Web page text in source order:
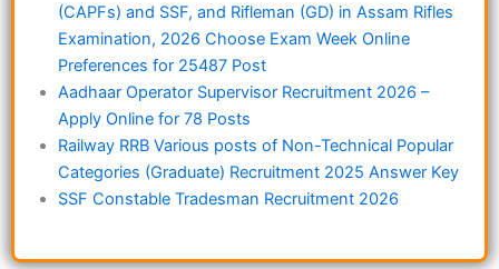
(CAPFs) and SSF, and Rifleman (GD) in Assam Rifles
Examination, 2026 Choose Exam Week Online
Preferences for 25487 Post
Aadhaar Operator Supervisor Recruitment 2026 –
Apply Online for 78 Posts
Railway RRB Various posts of Non-Technical Popular
Categories (Graduate) Recruitment 2025 Answer Key
SSF Constable Tradesman Recruitment 2026